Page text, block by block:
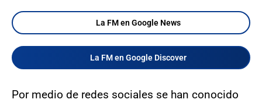
La FM en Google News
La FM en Google Discover
Por medio de redes sociales se han conocido